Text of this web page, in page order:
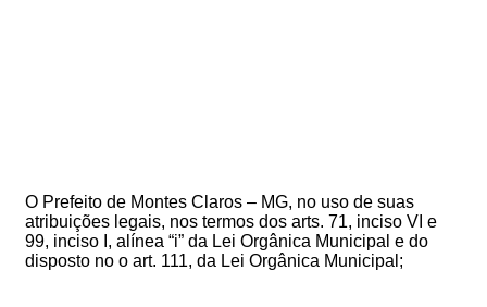
O Prefeito de Montes Claros – MG, no uso de suas
atribuições legais, nos termos dos arts. 71, inciso VI e
99, inciso I, alínea “i” da Lei Orgânica Municipal e do
disposto no o art. 111, da Lei Orgânica Municipal ;